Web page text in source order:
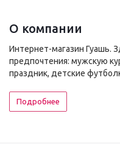
О компании
Интернет-магазин Гуашь.
предпочтения: мужскую
праздник, детские
Подробнее